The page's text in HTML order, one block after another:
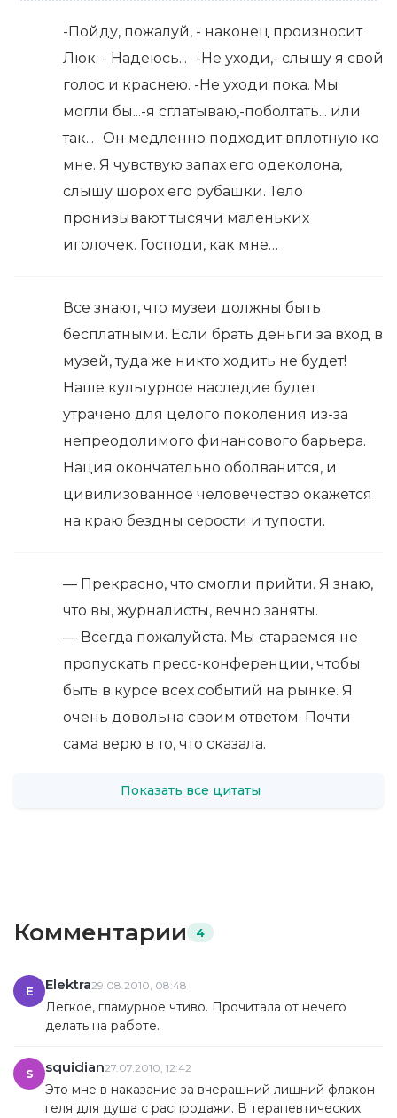
-Пойду, пожалуй, - наконец произносит
Люк. - Надеюсь... -Не уходи,- слышу я свой
голос и краснею. -Не уходи пока. Мы
могли бы...-я сглатываю,-поболтать... или
так... Он медленно подходит вплотную ко
мне. Я чувствую запах его одеколона,
слышу шорох его рубашки. Тело
пронизывают тысячи маленьких
иголочек. Господи, как мне…
Все знают, что музеи должны быть
бесплатными. Если брать деньги за вход в
музей, туда же никто ходить не будет!
Наше культурное наследие будет
утрачено для целого поколения из-за
непреодолимого финансового барьера.
Нация окончательно оболванится, и
цивилизованное человечество окажется
на краю бездны серости и тупости.
— Прекрасно, что смогли прийти. Я знаю,
что вы, журналисты, вечно заняты.
— Всегда пожалуйста. Мы стараемся не
пропускать пресс-конференции, чтобы
быть в курсе всех событий на рынке. Я
очень довольна своим ответом. Почти
сама верю в то, что сказала.
Показать все цитаты
Комментарии 4
E Elektra29.08.2010, 08:48
Легкое, гламурное чтиво. Прочитала от нечего
делать на работе.
S squidian27.07.2010, 12:42
Это мне в наказание за вчерашний лишний флакон
геля для душа с распродажи. В терапевтических